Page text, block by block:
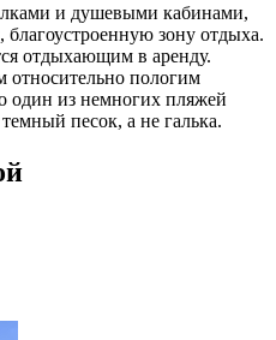
и душевыми кабинами,
зону отдыха.
отдыхающим в аренду.
относительно пологим
один из немногих пляжей
песок, а не галька.